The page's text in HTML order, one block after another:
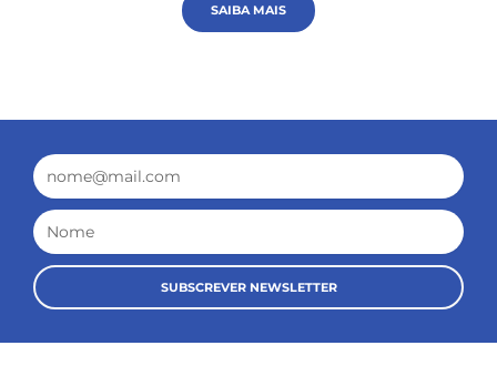
SAIBA MAIS
Email
Nome
SUBSCREVER NEWSLETTER